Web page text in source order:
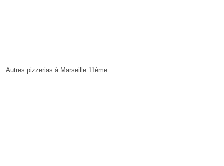
Autres pizzerias à Marseille 11ème